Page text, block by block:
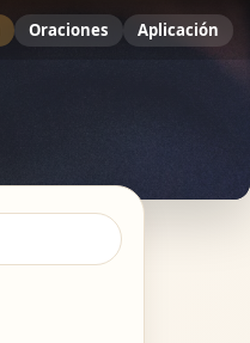
Oraciones Aplicación